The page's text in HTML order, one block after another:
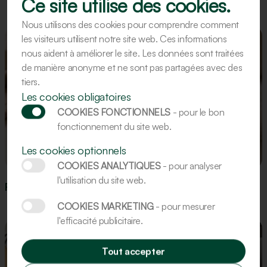
Recette
Recette : Figurines en pain d’épices
Ce site utilise des cookies.
Nous utilisons des cookies pour comprendre comment
les visiteurs utilisent notre site web. Ces informations
nous aident à améliorer le site. Les données sont traitées
de manière anonyme et ne sont pas partagées avec des
tiers.
Les cookies obligatoires
COOKIES FONCTIONNELS - pour le bon
fonctionnement du site web.
Les cookies optionnels
COOKIES ANALYTIQUES - pour analyser
l'utilisation du site web.
COOKIES MARKETING - pour mesurer
l'efficacité publicitaire.
Tout accepter